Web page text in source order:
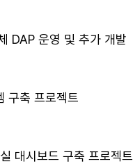
DAP 운영 및 추가 개발
구축 프로젝트
대시보드 구축 프로젝트